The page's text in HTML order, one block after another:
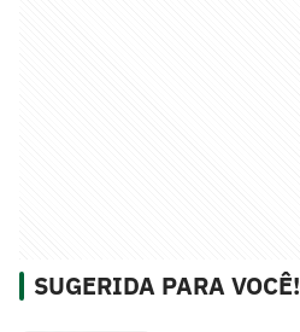
SUGERIDA PARA VOCÊ!